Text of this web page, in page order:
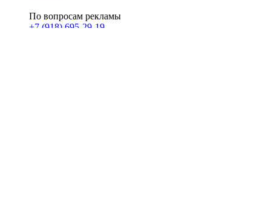
По вопросам рекламы
+7 (918) 695-29-19